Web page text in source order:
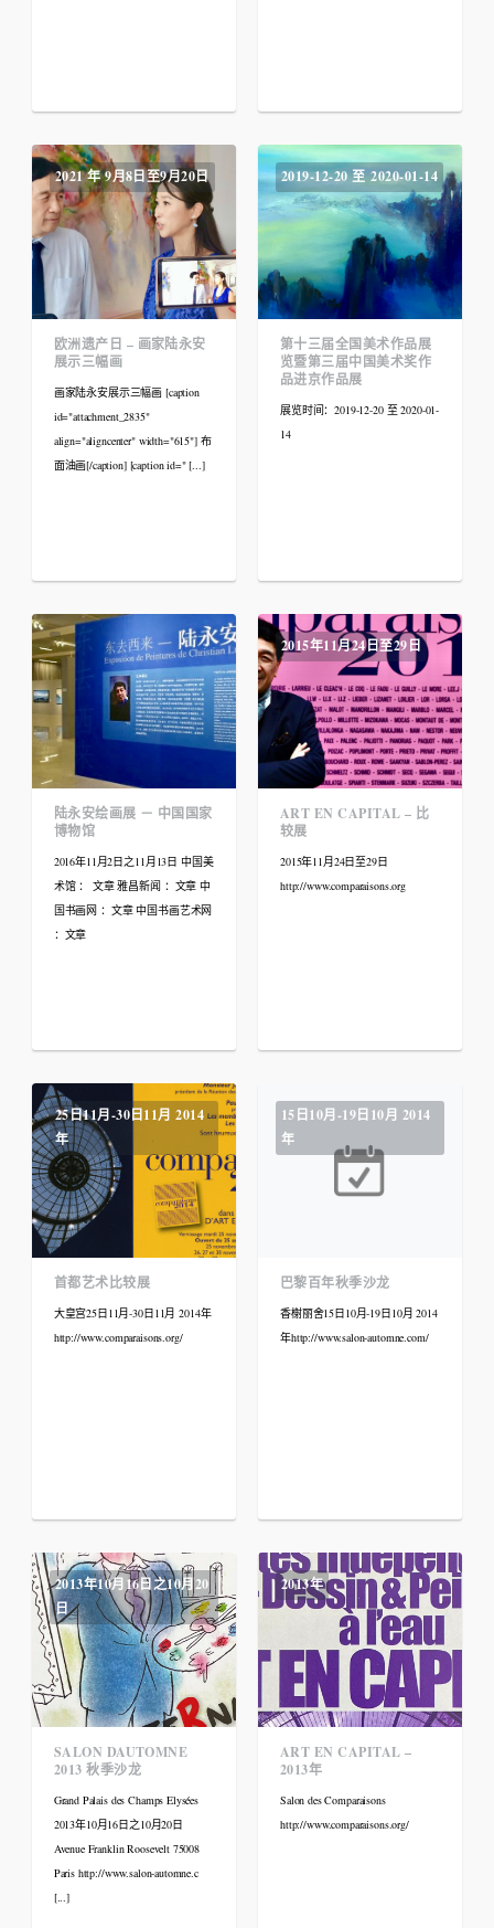
2021 年 9月8日至9月20日
欧洲遗产日 – 画家陆永安
展示三幅画
画家陆永安展示三幅画 [caption
id="attachment_2835"
align="aligncenter" width="615"] 布
面油画[/caption] [caption id=" [...]
2019-12-20 至 2020-01-14
第十三届全国美术作品展
览暨第三届中国美术奖作
品进京作品展
展览时间：2019-12-20 至 2020-01-
14
陆永安绘画展 － 中国国家
博物馆
2016年11月2日之11月13日 中国美
术馆 ： 文章 雅昌新闻 ：文章 中
国书画网 ：文章 中国书画艺术网
：文章
2015年11月24日至29日
ART EN CAPITAL – 比
较展
2015年11月24日至29日
http://www.comparaisons.org
25日11月-30日11月 2014
年
首都艺术比较展
大皇宫25日11月-30日11月 2014年
http://www.comparaisons.org/
15日10月-19日10月 2014
年
巴黎百年秋季沙龙
香榭丽舍15日10月-19日10月 2014
年http://www.salon-automne.com/
2013年10月16日之10月20
日
SALON DAUTOMNE
2013 秋季沙龙
Grand Palais des Champs Elysées
2013年10月16日之10月20日
Avenue Franklin Roosevelt 75008
Paris http://www.salon-automne.c
[...]
2013年
ART EN CAPITAL –
2013年
Salon des Comparaisons
http://www.comparaisons.org/